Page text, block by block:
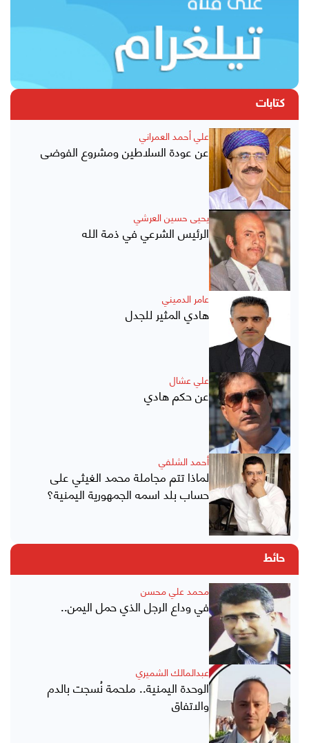
كتابات
علي أحمد العمراني
عن عودة السلاطين ومشروع الفوضى
يحيى حسين العرشي
الرئيس الشرعي في ذمة الله
عامر الدميني
هادي المثير للجدل
علي عشال
عن حكم هادي
أحمد الشلفي
لماذا تتم مجاملة محمد الغيثي على
حساب بلد اسمه الجمهورية اليمنية؟
حائط
محمد علي محسن
في وداع الرجل الذي حمل اليمن..
عبدالمالك الشميري
الوحدة اليمنية.. ملحمة نُسجت بالدم
والاتفاق